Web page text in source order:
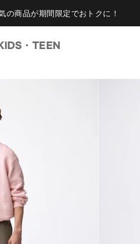
の商品が期間限定でおトクに！
・TEEN